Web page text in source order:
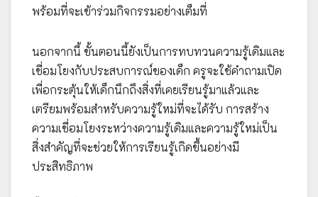
พร้อมที่จะเข้าร่วมกิจกรรมอย่างเต็มที่
นอกจากนี้ ขั้นตอนนี้ยังเป็นการทบทวนความรู้เดิมและ
เชื่อมโยงกับประสบการณ์ของเด็ก ครูจะใช้คำถามเปิด
เพื่อกระตุ้นให้เด็กนึกถึงสิ่งที่เคยเรียนรู้มาแล้วและ
เตรียมพร้อมสำหรับความรู้ใหม่ที่จะได้รับ การสร้าง
ความเชื่อมโยงระหว่างความรู้เดิมและความรู้ใหม่เป็น
สิ่งสำคัญที่จะช่วยให้การเรียนรู้เกิดขึ้นอย่างมี
ประสิทธิภาพ